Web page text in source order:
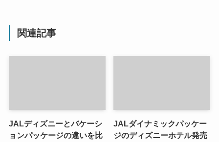
関連記事
JALディズニーとバケーシ
ョンパッケージの違いを比
JALダイナミックパッケー
ジのディズニーホテル発売